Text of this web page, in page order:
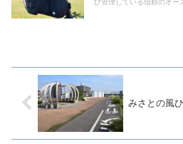
び管理している信頼のオー
みさとの風